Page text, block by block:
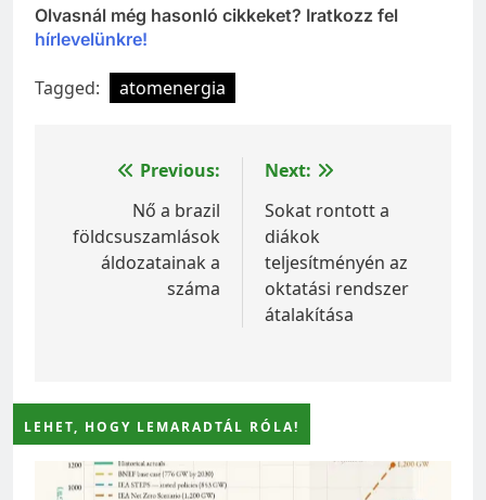
Olvasnál még hasonló cikkeket? Iratkozz fel
hírlevelünkre!
Tagged: atomenergia
Bejegyzés
navigáció
Previous:
Nő a brazil
földcsuszamlások
áldozatainak a
száma
Next:
Sokat rontott a
diákok
teljesítményén az
oktatási rendszer
átalakítása
LEHET, HOGY LEMARADTÁL RÓLA!